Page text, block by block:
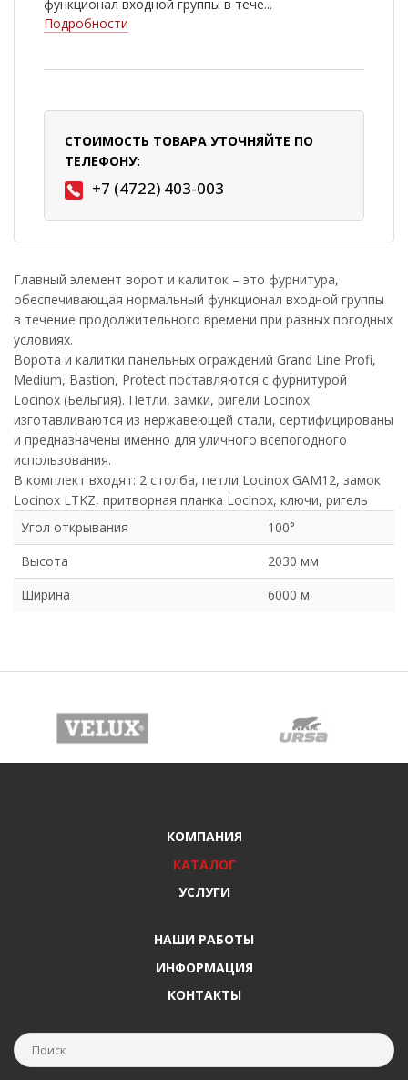
функционал входной группы в тече...
Подробности
СТОИМОСТЬ ТОВАРА УТОЧНЯЙТЕ ПО
ТЕЛЕФОНУ:
+7 (4722) 403-003
Главный элемент ворот и калиток – это фурнитура,
обеспечивающая нормальный функционал входной группы
в течение продолжительного времени при разных погодных
условиях.
Ворота и калитки панельных ограждений Grand Line Profi,
Medium, Bastion, Protect поставляются с фурнитурой
Locinox (Бельгия). Петли, замки, ригели Locinox
изготавливаются из нержавеющей стали, сертифицированы
и предназначены именно для уличного всепогодного
использования.
В комплект входят: 2 столба, петли Locinox GAM12, замок
Locinox LTKZ, притворная планка Locinox, ключи, ригель
Угол открывания
100°
Высота
2030 мм
Ширина
6000 м
КОМПАНИЯ
КАТАЛОГ
УСЛУГИ
НАШИ РАБОТЫ
ИНФОРМАЦИЯ
КОНТАКТЫ